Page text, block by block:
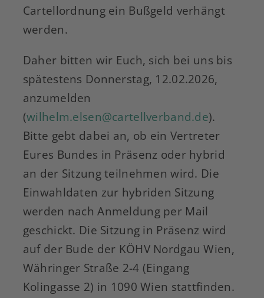
Cartellordnung ein Bußgeld verhängt
werden.
Daher bitten wir Euch, sich bei uns bis
spätestens Donnerstag, 12.02.2026,
anzumelden
(wilhelm.elsen@cartellverband.de).
Bitte gebt dabei an, ob ein Vertreter
Eures Bundes in Präsenz oder hybrid
an der Sitzung teilnehmen wird. Die
Einwahldaten zur hybriden Sitzung
werden nach Anmeldung per Mail
geschickt. Die Sitzung in Präsenz wird
auf der Bude der KÖHV Nordgau Wien,
Währinger Straße 2-4 (Eingang
Kolingasse 2) in 1090 Wien stattfinden.